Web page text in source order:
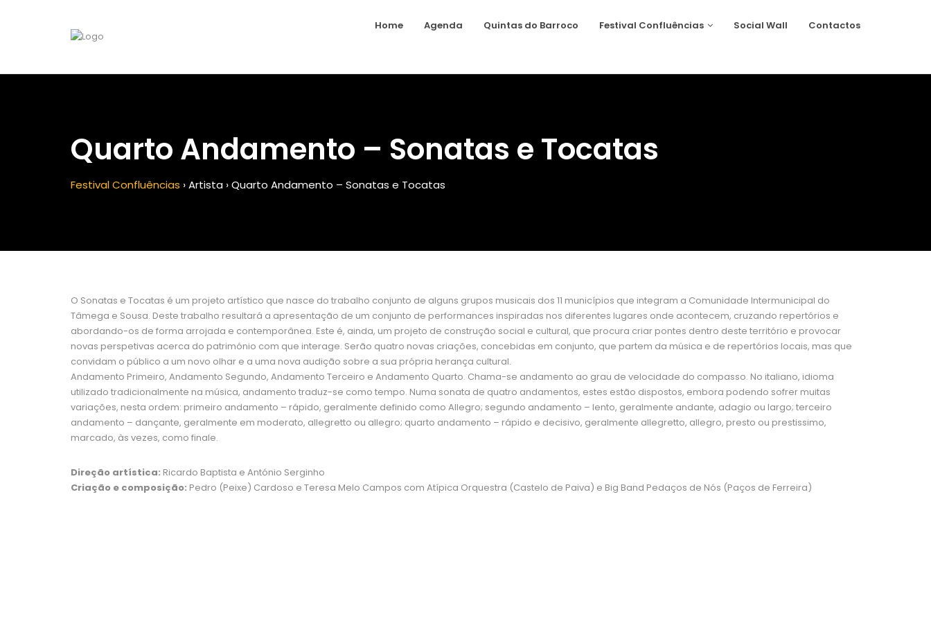
Home Agenda Quintas do Barroco Festival Confluências Social Wall Contactos
Quarto Andamento – Sonatas e Tocatas
Festival Confluências ›Artista ›Quarto Andamento – Sonatas e Tocatas
O Sonatas e Tocatas é um projeto artístico que nasce do trabalho conjunto de alguns grupos musicais dos 11 municípios que integram a Comunidade Intermunicipal do
Tâmega e Sousa. Deste trabalho resultará a apresentação de um conjunto de performances inspiradas nos diferentes lugares onde acontecem, cruzando repertórios e
abordando-os de forma arrojada e contemporânea. Este é, ainda, um projeto de construção social e cultural, que procura criar pontes dentro deste território e provocar
novas perspetivas acerca do património com que interage. Serão quatro novas criações, concebidas em conjunto, que partem da música e de repertórios locais, mas que
convidam o público a um novo olhar e a uma nova audição sobre a sua própria herança cultural.
Andamento Primeiro, Andamento Segundo, Andamento Terceiro e Andamento Quarto. Chama-se andamento ao grau de velocidade do compasso. No italiano, idioma
utilizado tradicionalmente na música, andamento traduz-se como tempo. Numa sonata de quatro andamentos, estes estão dispostos, embora podendo sofrer muitas
variações, nesta ordem: primeiro andamento – rápido, geralmente definido como Allegro; segundo andamento – lento, geralmente andante, adagio ou largo; terceiro
andamento – dançante, geralmente em moderato, allegretto ou allegro; quarto andamento – rápido e decisivo, geralmente allegretto, allegro, presto ou prestissimo,
marcado, às vezes, como finale.
Direção artística: Ricardo Baptista e António Serginho
Criação e composição: Pedro (Peixe) Cardoso e Teresa Melo Campos com Atípica Orquestra (Castelo de Paiva) e Big Band Pedaços de Nós (Paços de Ferreira)